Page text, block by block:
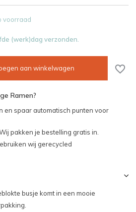
voorraad
(werk)dag verzonden.
aan winkelwagen
Ramen?
en spaar automatisch punten voor
pakken je bestelling gratis in.
wij gerecycled
busje komt in een mooie